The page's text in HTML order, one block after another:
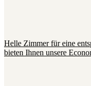
Helle Zimmer für eine
bieten Ihnen unsere